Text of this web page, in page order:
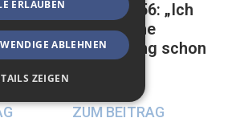
einer
Mathias, 56: „Ich
habe meine
Beerdigung schon
ZUM BEITRAG
ERLAUBEN
ABLEHNEN
ZEIGEN